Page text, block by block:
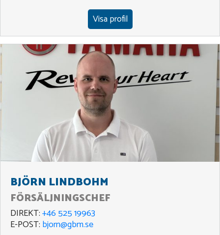
Visa profil
BJÖRN LINDBOHM
FÖRSÄLJNINGSCHEF
DIREKT:+46 525 19963
E-POST: bjorn@gbm.se